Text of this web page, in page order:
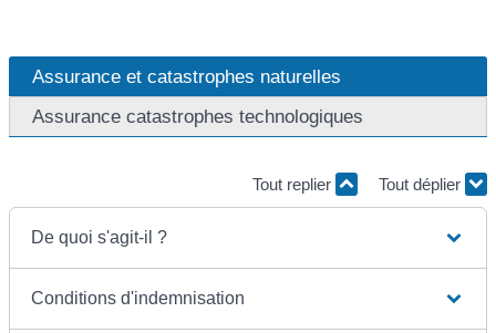
Assurance et catastrophes naturelles
Assurance catastrophes technologiques
Tout replier Tout déplier
De quoi s'agit-il ?
Conditions d'indemnisation